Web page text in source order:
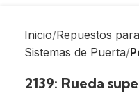
Inicio Repuestos
Sistemas de Puerta
2139: Rueda